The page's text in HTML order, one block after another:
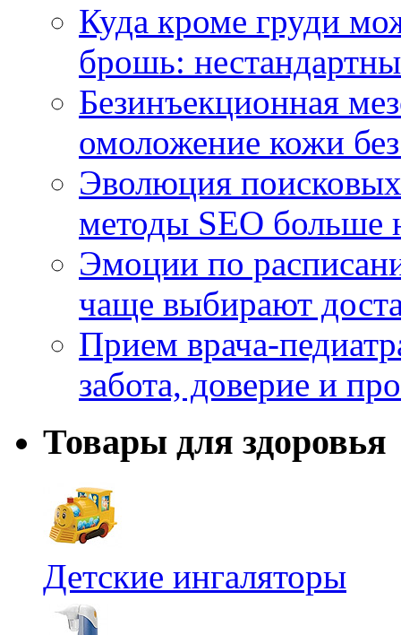
Куда кроме груди
брошь:
Безинъекционная
омоложение кожи
Эволюция
методы SEO больше
Эмоции по
чаще выбирают
Прием врача-
забота, доверие и
Товары для здоровья
Детские ингаляторы